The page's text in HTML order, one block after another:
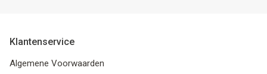
Klantenservice
Algemene Voorwaarden